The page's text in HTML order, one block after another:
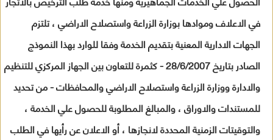
في الاعلاف وموادها بوزارة الزراعة واستصلاح الاراضي ، تلتزم
الجهات الادارية المعنية بتقديم الخدمة وفقا للوارد بهذا النموذج
الصادر بتاريخ 28/6/2007 - كثمرة للتعاون بين الجهاز المركزي للتنظيم
والادارة ووزارة الزراعة واستصلاح الاراضي والمحافظات - من تحديد
للمستندات والاوراق ، والمبالغ المطلوبة للحصول علي الخدمة ،
والتوقيتات الزمنية المحددة لانجازها ، أو الاعلان عن رأيها في الطلب